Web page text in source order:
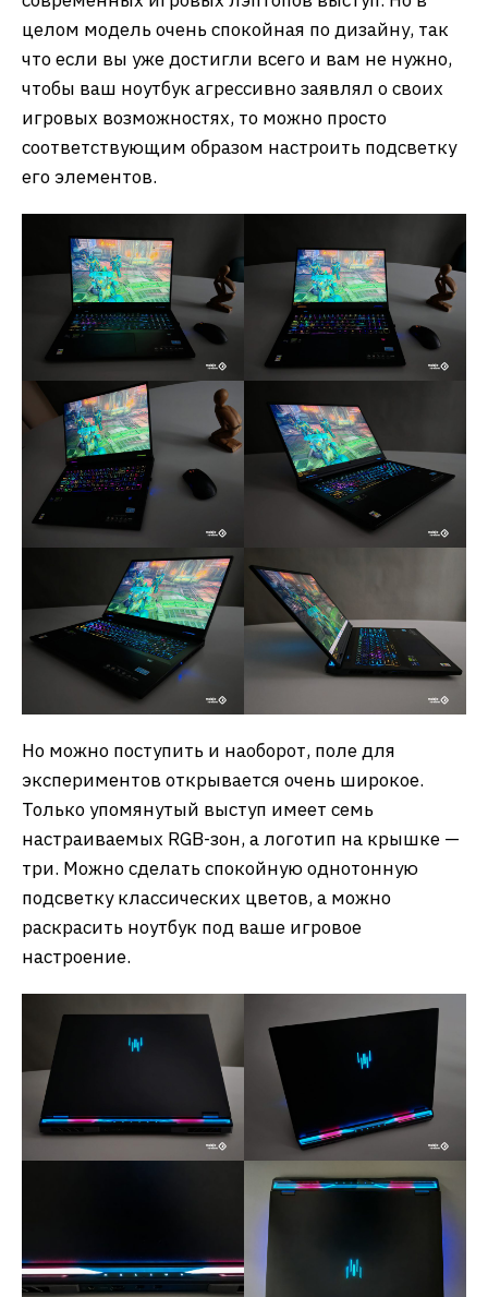
целом модель очень спокойная по дизайну, так
что если вы уже достигли всего и вам не нужно,
чтобы ваш ноутбук агрессивно заявлял о своих
игровых возможностях, то можно просто
соответствующим образом настроить подсветку
его элементов.
Но можно поступить и наоборот, поле для
экспериментов открывается очень широкое.
Только упомянутый выступ имеет семь
настраиваемых RGB-зон, а логотип на крышке —
три. Можно сделать спокойную однотонную
подсветку классических цветов, а можно
раскрасить ноутбук под ваше игровое
настроение.